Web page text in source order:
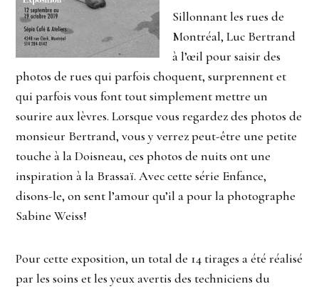
Sillonnant les rues de
Montréal, Luc Bertrand
à l’œil pour saisir des
photos de rues qui parfois choquent, surprennent et
qui parfois vous font tout simplement mettre un
sourire aux lèvres. Lorsque vous regardez des photos de
monsieur Bertrand, vous y verrez peut-être une petite
touche à la Doisneau, ces photos de nuits ont une
inspiration à la Brassaï. Avec cette série Enfance,
disons-le, on sent l’amour qu’il a pour la photographe
Sabine Weiss!
Pour cette exposition, un total de 14 tirages a été réalisé
par les soins et les yeux avertis des techniciens du